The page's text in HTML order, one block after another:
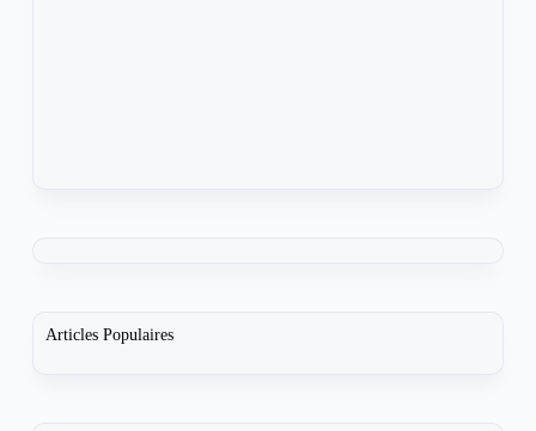
Articles Populaires